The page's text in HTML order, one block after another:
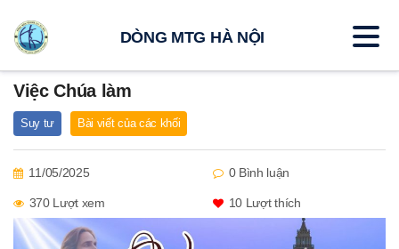
Việc Chúa làm
Suy tư Bài viết của các khối
11/05/2025 0 Bình luận
370 Lượt xem 10 Lượt thích
DÒNG MTG HÀ NỘI